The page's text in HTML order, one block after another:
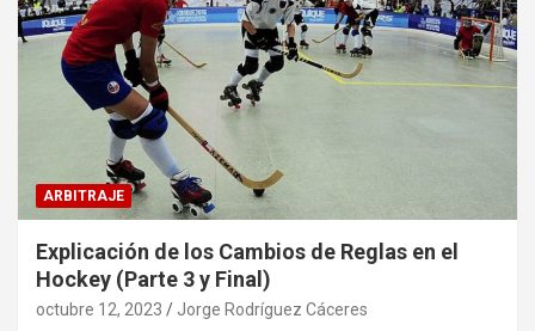
ARBITRAJE
Explicación de los Cambios de Reglas en el
Hockey (Parte 3 y Final)
octubre 12, 2023 Jorge Rodríguez Cáceres